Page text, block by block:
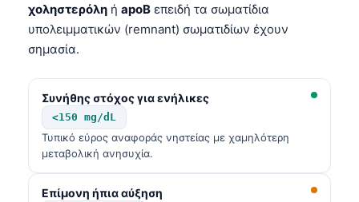
χοληστερόλη ή apoB επειδή τα σωματίδια
υπολειμματικών (remnant) σωματιδίων έχουν
σημασία.
Συνήθης στόχος για ενήλικες
<150 mg/dL
Τυπικό εύρος αναφοράς νηστείας με χαμηλότερη
μεταβολική ανησυχία.
Επίμονη ήπια αύξηση